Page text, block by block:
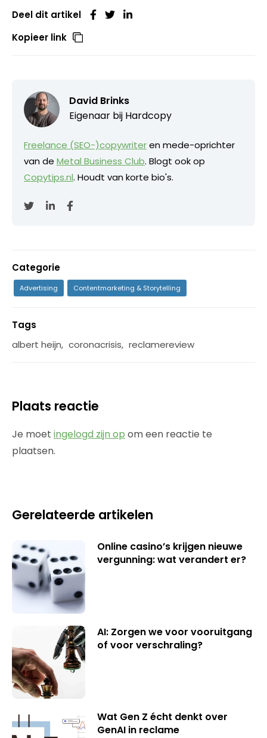
Deel dit artikel
Kopieer link
David Brinks
Eigenaar bij Hardcopy
Freelance (SEO-)copywriteren mede-oprichter
van de Metal Business Club. Blogt ook op
Copytips.nl. Houdt van korte bio's.
Categorie
Advertising Contentmarketing & Storytelling
Tags
albert heijn, coronacrisis, reclamereview
Plaats reactie
Je moet ingelogd zijn op om een reactie te
plaatsen.
Gerelateerde artikelen
Online casino’s krijgen nieuwe
vergunning: wat verandert er?
AI: Zorgen we voor vooruitgang
of voor verschraling?
Wat Gen Z écht denkt over
GenAI in reclame